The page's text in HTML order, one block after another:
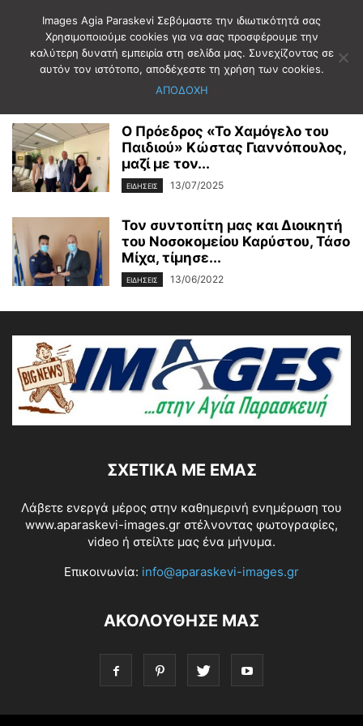
Αρχική Ετικέτες ΤΑΣΟΣ ΜΙΧΑΣ
ΤΑΣΟΣ ΜΙΧΑΣ
Ο Πρόεδρος «Το Χαμόγελο του
Παιδιού» Κώστας Γιαννόπουλος,
μαζί με τον...
ΕΙΔΗΣΕΙΣ 13/07/2025
Τον συντοπίτη μας και Διοικητή
του Νοσοκομείου Καρύστου, Τάσο
Μίχα, τίμησε...
ΕΙΔΗΣΕΙΣ 13/06/2022
ΣΧΕΤΙΚΆ ΜΕ ΕΜΆΣ
Λάβετε ενεργά μέρος στην καθημερινή ενημέρωση του
www.aparaskevi-images.gr στέλνοντας φωτογραφίες,
video ή στείλτε μας ένα μήνυμα.
Επικοινωνία: info@aparaskevi-images.gr
ΑΚΟΛΟΥΘΗΣΕ ΜΑΣ
Images Agia Paraskevi Σεβόμαστε την ιδιωτικότητά σας
Χρησιμοποιούμε cookies για να σας προσφέρουμε την
καλύτερη δυνατή εμπειρία στη σελίδα μας. Συνεχίζοντας σε
αυτόν τον ιστότοπο, αποδέχεστε τη χρήση των cookies.
ΑΠΟΔΟΧΗ